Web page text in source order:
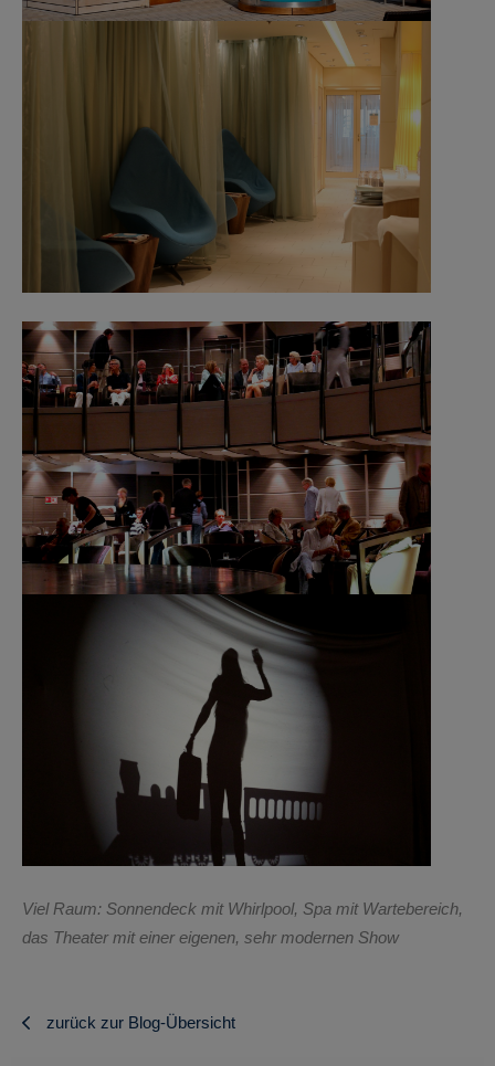
Viel Raum: Sonnendeck mit Whirlpool, Spa mit Wartebereich,
das Theater mit einer eigenen, sehr modernen Show
zurück zur Blog-Übersicht